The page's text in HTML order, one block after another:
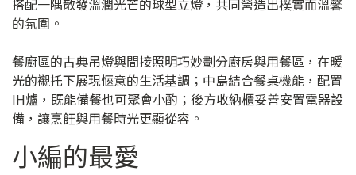
的氛圍。
餐廚區的古典吊燈與間接照明巧妙劃分廚房與用餐區，在暖
光的襯托下展現愜意的生活基調；中島結合餐桌機能，配置
IH爐，既能備餐也可聚會小酌；後方收納櫃妥善安置電器設
備，讓烹飪與用餐時光更顯從容。
小編的最愛